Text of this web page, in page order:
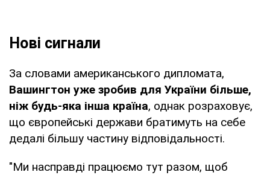
Нові сигнали
За словами американського дипломата,
Вашингтон уже зробив для України більше,
ніж будь-яка інша країна, однак розраховує,
що європейські держави братимуть на себе
дедалі більшу частину відповідальності.
"Ми насправді працюємо тут разом, щоб